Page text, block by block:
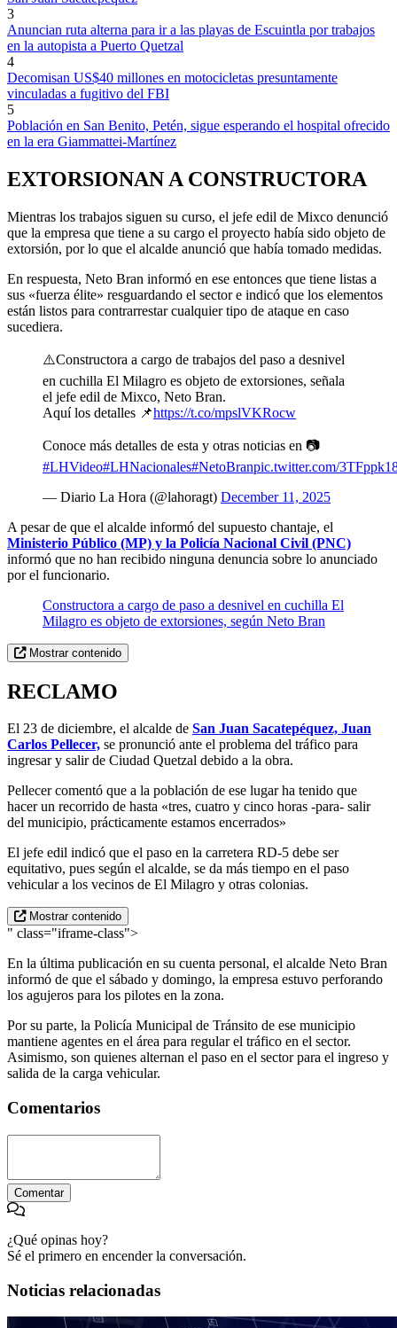
3
Anuncian ruta alterna para ir a las playas de Escuintla por trabajos
en la autopista a Puerto Quetzal
4
Decomisan US$40 millones en motocicletas presuntamente
vinculadas a fugitivo del FBI
5
Población en San Benito, Petén, sigue esperando el hospital ofrecido
en la era Giammattei-Martínez
EXTORSIONAN A CONSTRUCTORA
Mientras los trabajos siguen su curso, el jefe edil de Mixco denunció
que la empresa que tiene a su cargo el proyecto había sido objeto de
extorsión, por lo que el alcalde anunció que había tomado medidas.
En respuesta, Neto Bran informó en ese entonces que tiene listas a
sus «fuerza élite» resguardando el sector e indicó que los elementos
están listos para contrarrestar cualquier tipo de ataque en caso
sucediera.
⚠️Constructora a cargo de trabajos del paso a desnivel
en cuchilla El Milagro es objeto de extorsiones, señala
el jefe edil de Mixco, Neto Bran.
Aquí los detalles 📌https://t.co/mpslVKRocw
Conoce más detalles de esta y otras noticias en 📷
#LHVideo#LHNacionales#NetoBranpic.twitter.com/
— Diario La Hora (@lahoragt) December 11, 2025
A pesar de que el alcalde informó del supuesto chantaje, el
Ministerio Público (MP) y la Policía Nacional Civil (PNC)
informó que no han recibido ninguna denuncia sobre lo anunciado
por el funcionario.
Constructora a cargo de paso a desnivel en cuchilla El
Milagro es objeto de extorsiones, según Neto Bran
Mostrar contenido
RECLAMO
El 23 de diciembre, el alcalde de San Juan Sacatepéquez, Juan
Carlos Pellecer, se pronunció ante el problema del tráfico para
ingresar y salir de Ciudad Quetzal debido a la obra.
Pellecer comentó que a la población de ese lugar ha tenido que
hacer un recorrido de hasta «tres, cuatro y cinco horas -para- salir
del municipio, prácticamente estamos encerrados»
El jefe edil indicó que el paso en la carretera RD-5 debe ser
equitativo, pues según el alcalde, se da más tiempo en el paso
vehicular a los vecinos de El Milagro y otras colonias.
Mostrar contenido
" class="iframe-class">
En la última publicación en su cuenta personal, el alcalde Neto Bran
informó de que el sábado y domingo, la empresa estuvo perforando
los agujeros para los pilotes en la zona.
Por su parte, la Policía Municipal de Tránsito de ese municipio
mantiene agentes en el área para regular el tráfico en el sector.
Asimismo, son quienes alternan el paso en el sector para el ingreso y
salida de la carga vehicular.
Comentarios
Comentar
¿Qué opinas hoy?
Sé el primero en encender la conversación.
Noticias relacionadas